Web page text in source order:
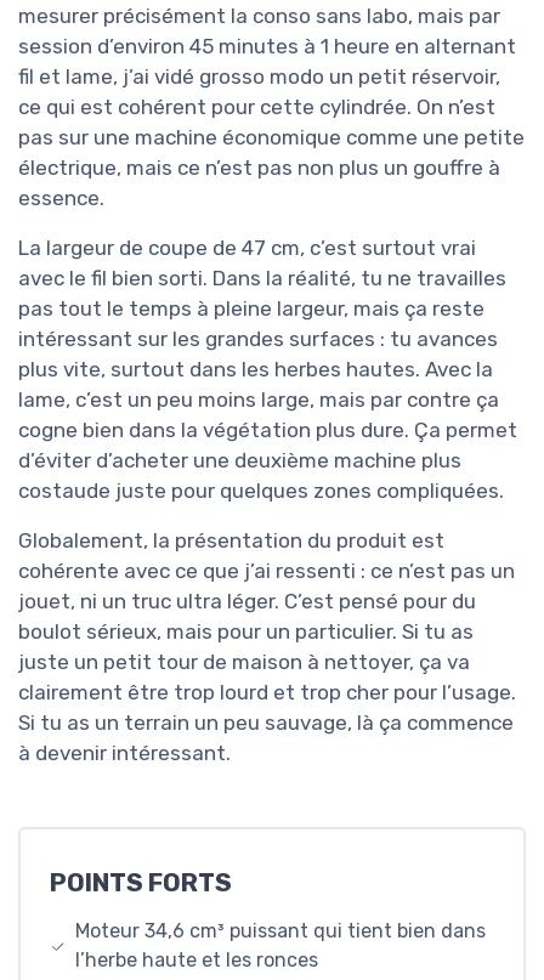
mesurer précisément la conso sans labo, mais par
session d’environ 45 minutes à 1 heure en alternant
fil et lame, j’ai vidé grosso modo un petit réservoir,
ce qui est cohérent pour cette cylindrée. On n’est
pas sur une machine économique comme une petite
électrique, mais ce n’est pas non plus un gouffre à
essence.
La largeur de coupe de 47 cm, c’est surtout vrai
avec le fil bien sorti. Dans la réalité, tu ne travailles
pas tout le temps à pleine largeur, mais ça reste
intéressant sur les grandes surfaces : tu avances
plus vite, surtout dans les herbes hautes. Avec la
lame, c’est un peu moins large, mais par contre ça
cogne bien dans la végétation plus dure. Ça permet
d’éviter d’acheter une deuxième machine plus
costaude juste pour quelques zones compliquées.
Globalement, la présentation du produit est
cohérente avec ce que j’ai ressenti : ce n’est pas un
jouet, ni un truc ultra léger. C’est pensé pour du
boulot sérieux, mais pour un particulier. Si tu as
juste un petit tour de maison à nettoyer, ça va
clairement être trop lourd et trop cher pour l’usage.
Si tu as un terrain un peu sauvage, là ça commence
à devenir intéressant.
POINTS FORTS
Moteur 34,6 cm³ puissant qui tient bien dans
l’herbe haute et les ronces